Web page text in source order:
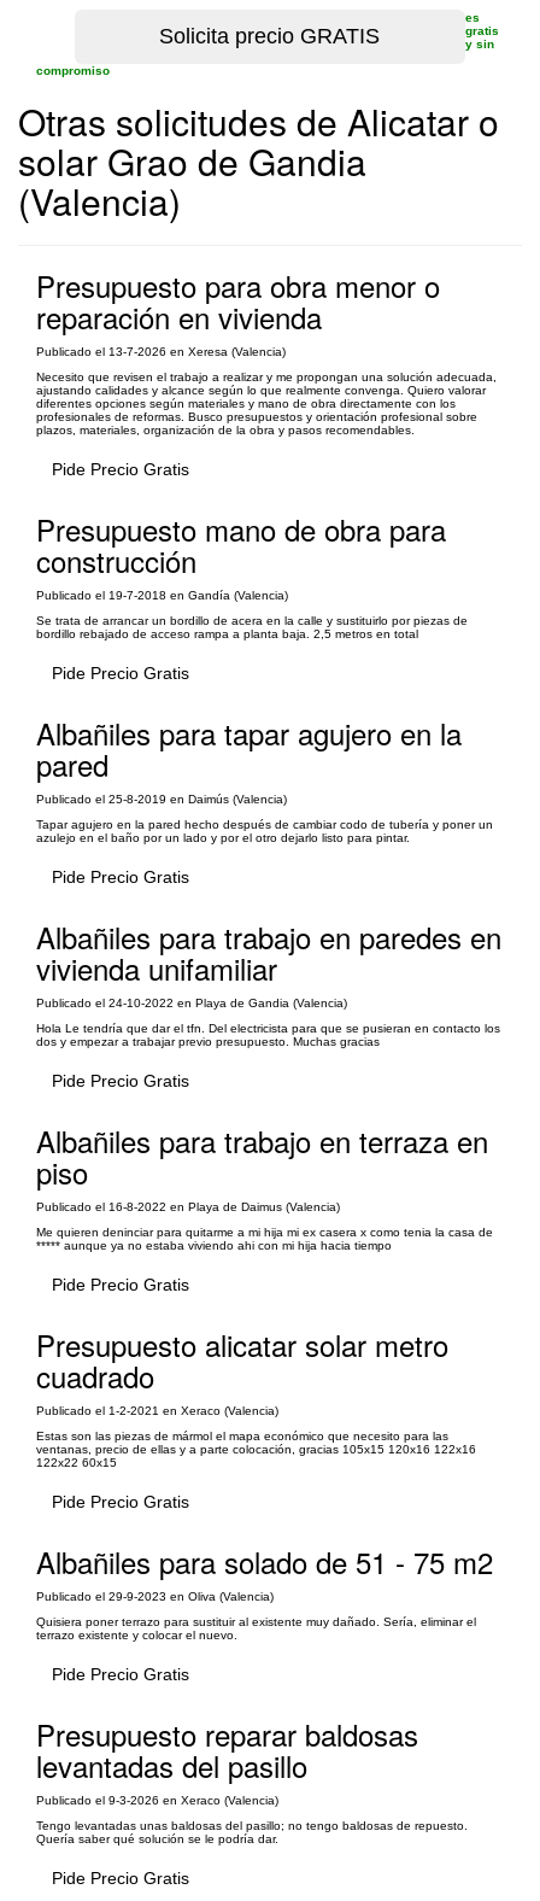
es
gratis
y sin
compromiso
Otras solicitudes de Alicatar o
solar Grao de Gandia
(Valencia)
Presupuesto para obra menor o
reparación en vivienda
Publicado el 13-7-2026 en Xeresa (Valencia)
Necesito que revisen el trabajo a realizar y me propongan una solución adecuada,
ajustando calidades y alcance según lo que realmente convenga. Quiero valorar
diferentes opciones según materiales y mano de obra directamente con los
profesionales de reformas. Busco presupuestos y orientación profesional sobre
plazos, materiales, organización de la obra y pasos recomendables.
Pide Precio Gratis
Presupuesto mano de obra para
construcción
Publicado el 19-7-2018 en Gandía (Valencia)
Se trata de arrancar un bordillo de acera en la calle y sustituirlo por piezas de
bordillo rebajado de acceso rampa a planta baja. 2,5 metros en total
Pide Precio Gratis
Albañiles para tapar agujero en la
pared
Publicado el 25-8-2019 en Daimús (Valencia)
Tapar agujero en la pared hecho después de cambiar codo de tubería y poner un
azulejo en el baño por un lado y por el otro dejarlo listo para pintar.
Pide Precio Gratis
Albañiles para trabajo en paredes en
vivienda unifamiliar
Publicado el 24-10-2022 en Playa de Gandia (Valencia)
Hola Le tendría que dar el tfn. Del electricista para que se pusieran en contacto los
dos y empezar a trabajar previo presupuesto. Muchas gracias
Pide Precio Gratis
Albañiles para trabajo en terraza en
piso
Publicado el 16-8-2022 en Playa de Daimus (Valencia)
Me quieren deninciar para quitarme a mi hija mi ex casera x como tenia la casa de
***** aunque ya no estaba viviendo ahi con mi hija hacia tiempo
Pide Precio Gratis
Presupuesto alicatar solar metro
cuadrado
Publicado el 1-2-2021 en Xeraco (Valencia)
Estas son las piezas de mármol el mapa económico que necesito para las
ventanas, precio de ellas y a parte colocación, gracias 105x15 120x16 122x16
122x22 60x15
Pide Precio Gratis
Albañiles para solado de 51 - 75 m2
Publicado el 29-9-2023 en Oliva (Valencia)
Quisiera poner terrazo para sustituir al existente muy dañado. Sería, eliminar el
terrazo existente y colocar el nuevo.
Pide Precio Gratis
Presupuesto reparar baldosas
levantadas del pasillo
Publicado el 9-3-2026 en Xeraco (Valencia)
Tengo levantadas unas baldosas del pasillo; no tengo baldosas de repuesto.
Quería saber qué solución se le podría dar.
Pide Precio Gratis